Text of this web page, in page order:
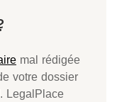
mal rédigée
votre dossier
LegalPlace